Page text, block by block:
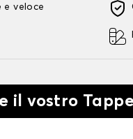
e veloce
il vostro